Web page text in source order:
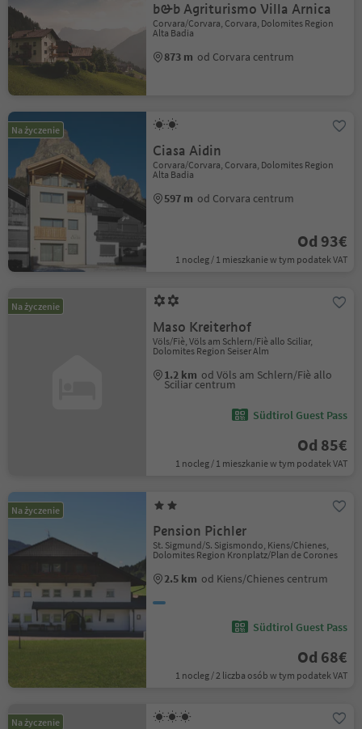
b&b Agriturismo Villa Arnica
Corvara/Corvara, Corvara, Dolomites Region
Alta Badia
873 m od Corvara centrum
Na życzenie
Ciasa Aidin
Corvara/Corvara, Corvara, Dolomites Region
Alta Badia
597 m od Corvara centrum
Od 93€
1 nocleg / 1 mieszkanie w tym podatek VAT
Na życzenie
Maso Kreiterhof
Völs/Fiè, Völs am Schlern/Fiè allo Sciliar,
Dolomites Region Seiser Alm
1.2 km od Völs am Schlern/Fiè allo
Sciliar centrum
Südtirol Guest Pass
Od 85€
1 nocleg / 1 mieszkanie w tym podatek VAT
Na życzenie
Pension Pichler
St. Sigmund/S. Sigismondo, Kiens/Chienes,
Dolomites Region Kronplatz/Plan de Corones
2.5 km od Kiens/Chienes centrum
Südtirol Guest Pass
Od 68€
1 nocleg / 2 liczba osób w tym podatek VAT
Na życzenie